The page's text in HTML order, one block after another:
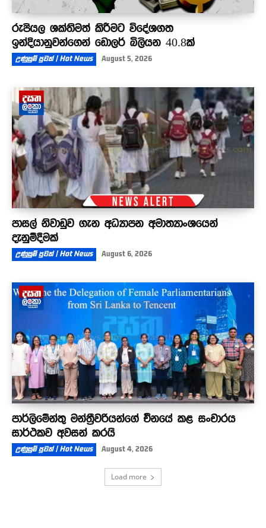
රුපියල ශක්තිමත් කිරීමට විදේශගත
ඉන්දියානුවන්ගෙන් ඩොලර් බිලියන 40.8ක්
උණුසුම් පුවත් | Hot News August 5, 2026
පාසල් නිවාඩුව ගැන අධ්‍යාපන අමාත්‍යාංශයෙන්
දැනුම්දීමක්
උණුසුම් පුවත් | Hot News August 6, 2026
පාර්ලිමේන්තු මන්ත්‍රීවරියන්ගේ චීනයේ කළ සංචාරය
සාර්ථකව අවසන් කරයි
උණුසුම් පුවත් | Hot News August 4, 2026
Load more